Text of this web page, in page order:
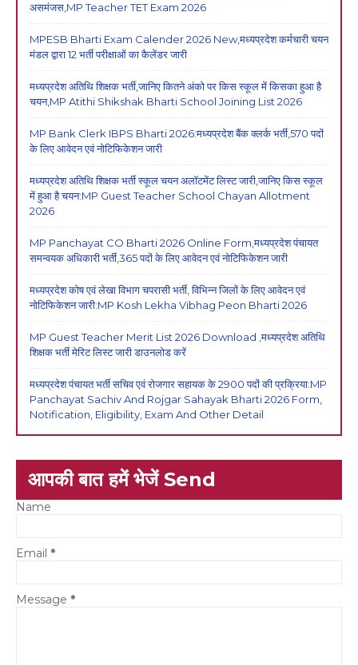
असमंजस,MP Teacher TET Exam 2026
MPESB Bharti Exam Calender 2026 New,मध्यप्रदेश कर्मचारी चयन
मंडल द्वारा 12 भर्ती परीक्षाओं का कैलेंडर जारी
मध्यप्रदेश अतिथि शिक्षक भर्ती,जानिए कितने अंको पर किस स्कूल में किसका हुआ है
चयन,MP Atithi Shikshak Bharti School Joining List 2026
MP Bank Clerk IBPS Bharti 2026:मध्यप्रदेश बैंक क्लर्क भर्ती,570 पदों
के लिए आवेदन एवं नोटिफिकेशन जारी
मध्यप्रदेश अतिथि शिक्षक भर्ती स्कूल चयन अलॉटमेंट लिस्ट जारी,जानिए किस स्कूल
में हुआ है चयन:MP Guest Teacher School Chayan Allotment
2026
MP Panchayat CO Bharti 2026 Online Form,मध्यप्रदेश पंचायत
समन्वयक अधिकारी भर्ती,365 पदों के लिए आवेदन एवं नोटिफिकेशन जारी
मध्यप्रदेश कोष एवं लेखा विभाग चपरासी भर्ती, विभिन्न जिलों के लिए आवेदन एवं
नोटिफिकेशन जारी:MP Kosh Lekha Vibhag Peon Bharti 2026
MP Guest Teacher Merit List 2026 Download ,मध्यप्रदेश अतिथि
शिक्षक भर्ती मेरिट लिस्ट जारी डाउनलोड करें
मध्यप्रदेश पंचायत भर्ती सचिव एवं रोजगार सहायक के 2900 पदों की प्रक्रिया:MP
Panchayat Sachiv And Rojgar Sahayak Bharti 2026 Form,
Notification, Eligibility, Exam And Other Detail
आपकी बात हमें भेजें Send
Name
Email *
Message *